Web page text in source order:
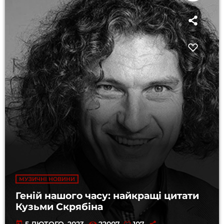
МУЗИЧНІ НОВИНИ
Геній нашого часу: найкращі цитати
Кузьми Скрябіна